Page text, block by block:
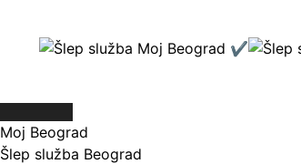
content
Moj Beograd
Šlep služba Beograd